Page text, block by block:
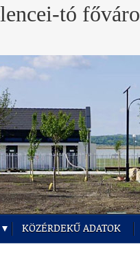
KÖZÉRDEKŰ ADATOK